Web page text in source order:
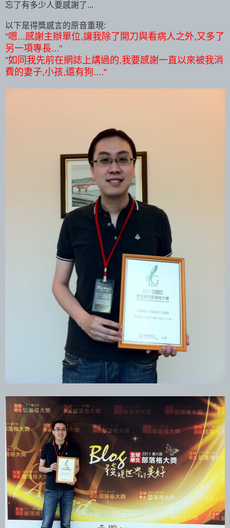
忘了有多少人要感謝了...
以下是得獎感言的原音重現:
"嗯...感謝主辦單位,讓我除了開刀與看病人之外,又多了
另一項專長..."
"如同我先前在網誌上講過的,我要感謝一直以來被我消
費的妻子,小孩,還有狗...."